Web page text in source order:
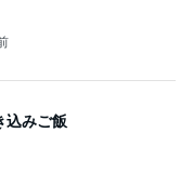
込みご飯